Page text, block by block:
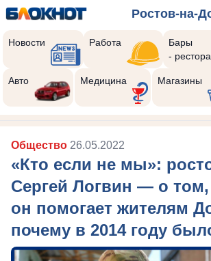
Ростов-на-
Новости Работа
Бары
-
Авто Медицина Магазины
Общество 26.05.2022
«Кто если не мы»:
Сергей Логвин — о
он помогает жителям
почему в 2014 году